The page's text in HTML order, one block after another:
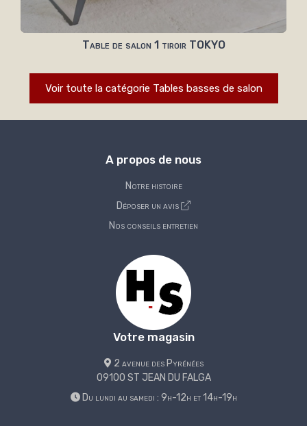
Table de salon 1 tiroir TOKYO
Voir toute la catégorie Tables basses de salon
A propos de nous
Notre histoire
Déposer un avis
Nos conseils entretien
Votre magasin
2 avenue des Pyrénées
09100 ST JEAN DU FALGA
Du lundi au samedi : 9h-12h et 14h-19h